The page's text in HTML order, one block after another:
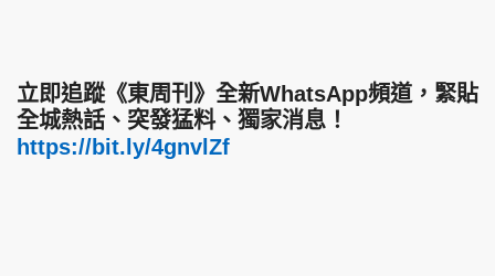
立即追蹤《東周刊》全新WhatsApp頻道，緊貼
全城熱話、突發猛料、獨家消息！
https://bit.ly/4gnvlZf